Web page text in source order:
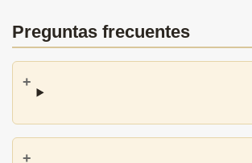
Preguntas frecuentes